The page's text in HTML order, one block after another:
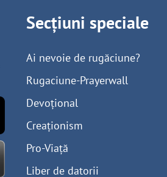
Secțiuni speciale
Ai nevoie de rugăciune?
Rugaciune-Prayerwall
Devoțional
Creaționism
Pro-Viață
Liber de datorii